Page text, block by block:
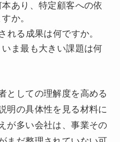
あり、特定顧客への依
か。
れる成果は何ですか。
ま最も大きい課題は何
としての理解度を高める
明の具体性を見る材料に
が多い会社は、事業その